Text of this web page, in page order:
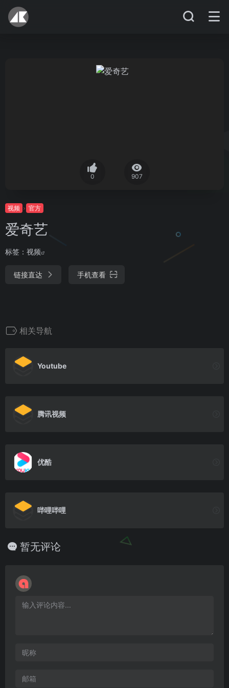
0 907
视频 官方
爱奇艺
标签： 视频
链接直达 手机查看
相关导航
Youtube
腾讯视频
优酷
哔哩哔哩
暂无评论